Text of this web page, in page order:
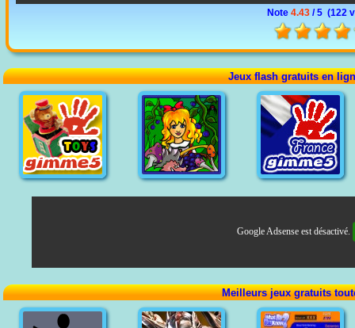
Note 4.43 / 5 (122
Jeux flash gratuits en
Google Adsense est désactivé.
Meilleurs jeux gratuits